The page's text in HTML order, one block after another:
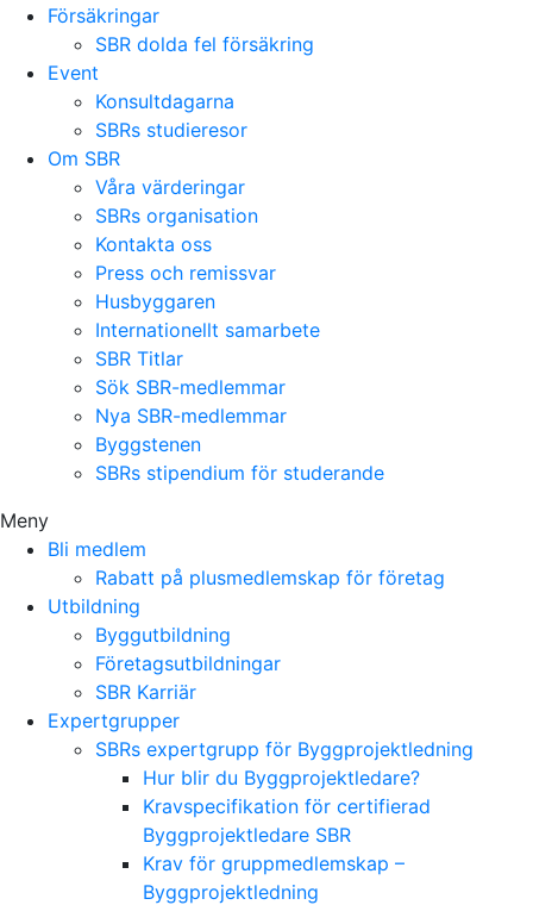
Försäkringar
SBR dolda fel försäkring
Event
Konsultdagarna
SBRs studieresor
Om SBR
Våra värderingar
SBRs organisation
Kontakta oss
Press och remissvar
Husbyggaren
Internationellt samarbete
SBR Titlar
Sök SBR-medlemmar
Nya SBR-medlemmar
Byggstenen
SBRs stipendium för studerande
Meny
Bli medlem
Rabatt på plusmedlemskap för företag
Utbildning
Byggutbildning
Företagsutbildningar
SBR Karriär
Expertgrupper
SBRs expertgrupp för Byggprojektledning
Hur blir du Byggprojektledare?
Kravspecifikation för certifierad
Byggprojektledare SBR
Krav för gruppmedlemskap –
Byggprojektledning